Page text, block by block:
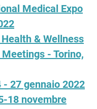
Medical Expo
& Wellness
- Torino,
27 gennaio 2022
18 novembre